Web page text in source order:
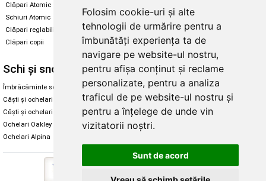
Folosim cookie-uri și alte
tehnologii de urmărire pentru a
îmbunătăți experiența ta de
navigare pe website-ul nostru,
pentru afișa conținut și reclame
personalizate, pentru a analiza
traficul de pe website-ul nostru și
pentru a înțelege de unde vin
vizitatorii noștri.
Sunt de acord
Clăpari Atomic
Schiuri Atomic
Clăpari reglabili
Clăpari copii
Skate & longboard
Santa Cruz
Enuff Skateboards
Schi și snowboard
Îmbrăcăminte schi și snowboard
Căști și ochelari de iarnă
Căști și ochelari Alpina
Ochelari Oakley
Ochelari Alpina
Diverse
Cum aleg rolele
Cum aleg ochelarii
Ochelari de soare Oakley
Ochelari de soare Alpina